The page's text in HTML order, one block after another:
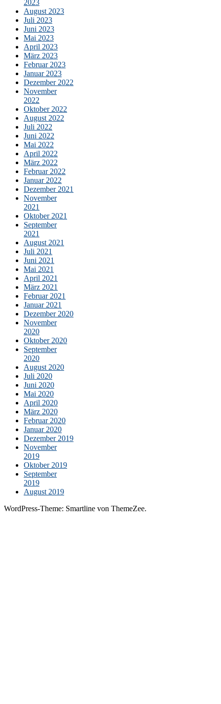
2023
August 2023
Juli 2023
Juni 2023
Mai 2023
April 2023
März 2023
Februar 2023
Januar 2023
Dezember 2022
November
2022
Oktober 2022
August 2022
Juli 2022
Juni 2022
Mai 2022
April 2022
März 2022
Februar 2022
Januar 2022
Dezember 2021
November
2021
Oktober 2021
September
2021
August 2021
Juli 2021
Juni 2021
Mai 2021
April 2021
März 2021
Februar 2021
Januar 2021
Dezember 2020
November
2020
Oktober 2020
September
2020
August 2020
Juli 2020
Juni 2020
Mai 2020
April 2020
März 2020
Februar 2020
Januar 2020
Dezember 2019
November
2019
Oktober 2019
September
2019
August 2019
WordPress-Theme: Smartline von ThemeZee.